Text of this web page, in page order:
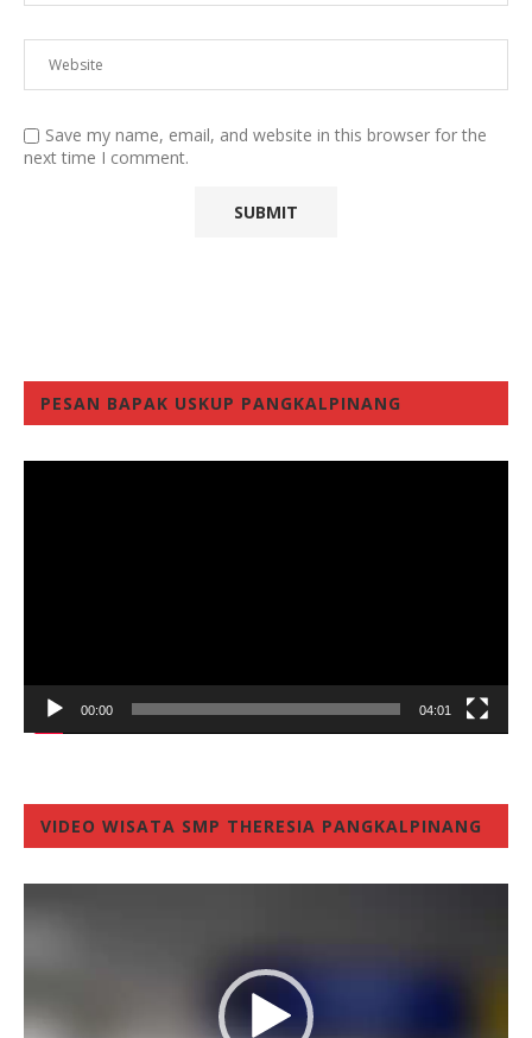
Save my name, email, and website in this browser for the
next time I comment.
PESAN BAPAK USKUP PANGKALPINANG
00:00 04:01
VIDEO WISATA SMP THERESIA PANGKALPINANG